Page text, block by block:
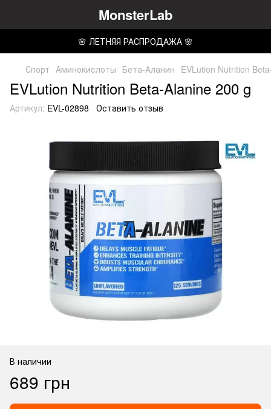
MonsterLab
🌸 ЛЕТНЯЯ РАСПРОДАЖА 🌸
Спорт Аминокислоты Бета-Аланин EVLution Nutrition
EVLution Nutrition Beta-Alanine 200 g
Артикул: EVL-02898 Оставить отзыв
В наличии
689 грн